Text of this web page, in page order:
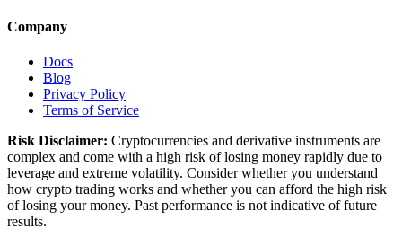
Company
Docs
Blog
Privacy Policy
Terms of Service
Risk Disclaimer: Cryptocurrencies and derivative instruments are
complex and come with a high risk of losing money rapidly due to
leverage and extreme volatility. Consider whether you understand
how crypto trading works and whether you can afford the high risk
of losing your money. Past performance is not indicative of future
results.